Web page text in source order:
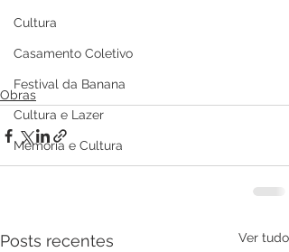
Cultura
Casamento Coletivo
Festival da Banana
Cultura e Lazer
Memória e Cultura
Obras
Posts recentes Ver tudo